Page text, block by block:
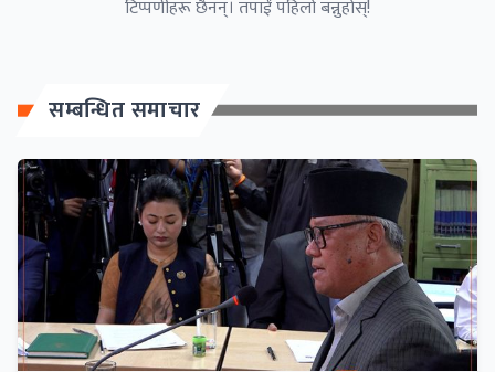
टिप्पणीहरू छैनन्। तपाईं पहिलो बन्नुहोस्!
सम्बन्धित समाचार